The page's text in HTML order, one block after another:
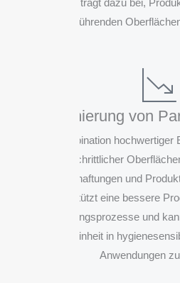
und trägt dazu bei,
produktberührenden
Minimierung von
Die Kombination
fortschrittlicher
Partikelanhaftungen und
Das unterstützt eine bessere
Reinigungsprozesse und
Produktreinheit in
Anwendungen